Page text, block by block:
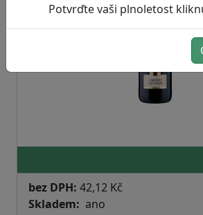
bez DPH: 42,12 Kč
Skladem
ano
Potvrďte vaši plnoletost